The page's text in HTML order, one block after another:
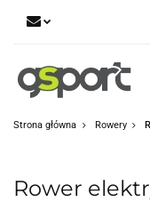
Strona główna Rowery
Rower